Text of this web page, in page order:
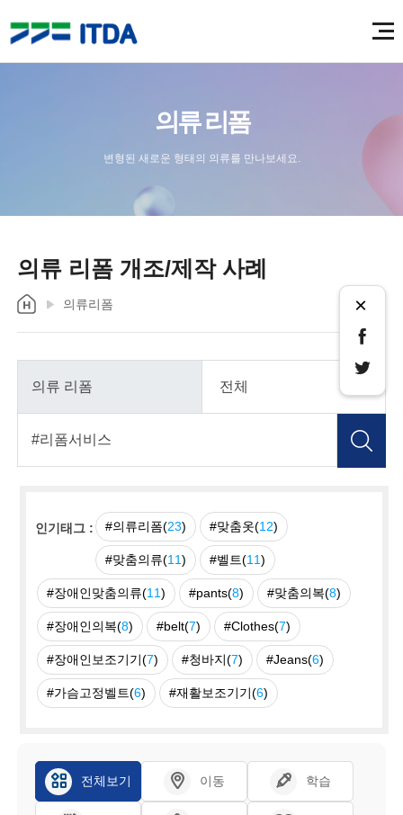
의류 리폼
변형된 새로운 형태의 의류를 만나보세요.
의류 리폼 개조/제작 사례
의류리폼 ×
인기태그 : #의류리폼(23) #맞춤옷(12)
#맞춤의류(11) #벨트(11)
#장애인맞춤의류(11) #pants(8) #맞춤의복(8)
#장애인의복(8) #belt(7) #Clothes(7)
#장애인보조기기(7) #청바지(7) #Jeans(6)
#가슴고정벨트(6) #재활보조기기(6)
전체보기 이동 학습